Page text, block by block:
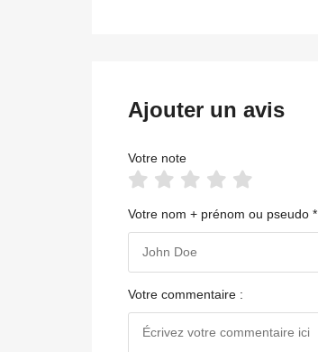
Ajouter un avis
Votre note
Votre nom + prénom ou pseudo *
Votre commentaire :